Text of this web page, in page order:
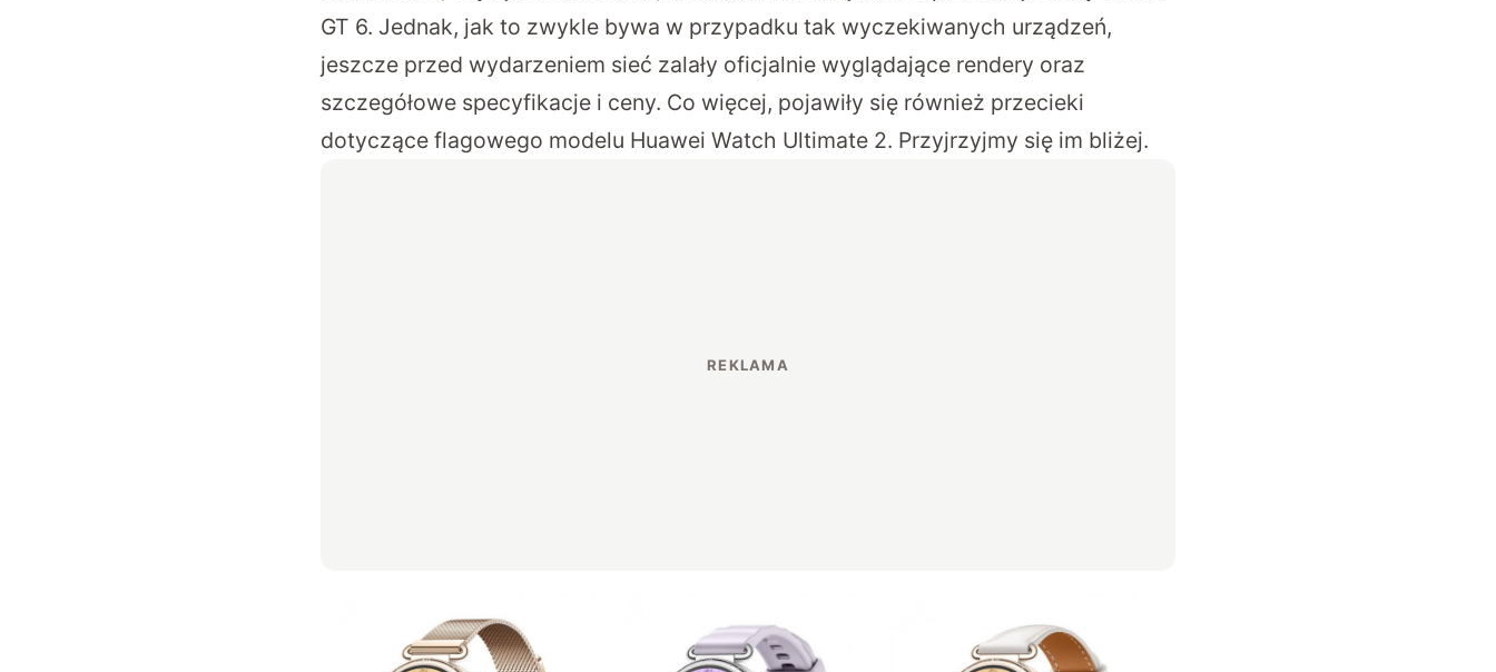
GT 6. Jednak, jak to zwykle bywa w przypadku tak wyczekiwanych urządzeń,
jeszcze przed wydarzeniem sieć zalały oficjalnie wyglądające rendery oraz
szczegółowe specyfikacje i ceny. Co więcej, pojawiły się również przecieki
dotyczące flagowego modelu Huawei Watch Ultimate 2. Przyjrzyjmy się im bliżej.